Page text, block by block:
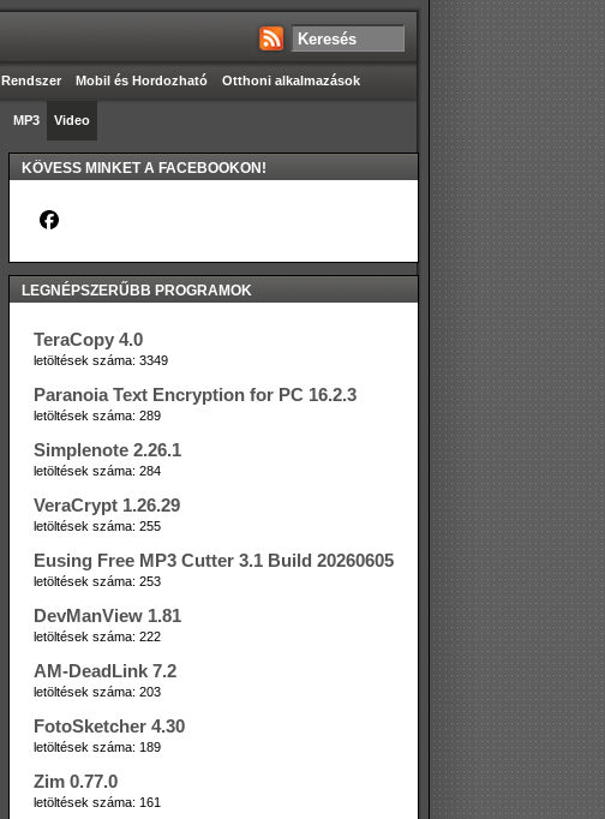
Rendszer Mobil és Hordozható Otthoni alkalmazások
MP3 Video
KÖVESS MINKET A FACEBOOKON!
LEGNÉPSZERŰBB PROGRAMOK
TeraCopy 4.0
letöltések száma: 3349
Paranoia Text Encryption for PC 16.2.3
letöltések száma: 289
Simplenote 2.26.1
letöltések száma: 284
VeraCrypt 1.26.29
letöltések száma: 255
Eusing Free MP3 Cutter 3.1 Build 20260605
letöltések száma: 253
DevManView 1.81
letöltések száma: 222
AM-DeadLink 7.2
letöltések száma: 203
FotoSketcher 4.30
letöltések száma: 189
Zim 0.77.0
letöltések száma: 161